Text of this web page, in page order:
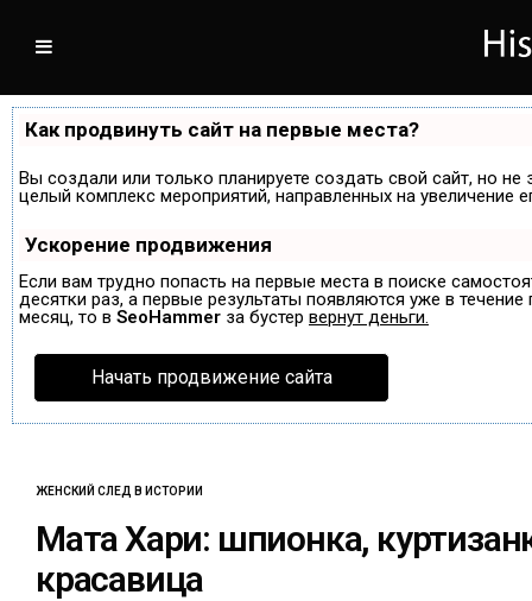
Как продвинуть сайт на первые места?
Вы создали или только планируете создать свой сайт, но
целый комплекс мероприятий, направленных на
Ускорение продвижения
Если вам трудно попасть на первые места в поиске
десятки раз, а первые результаты появляются уже в
месяц, то в SeoHammer за бустер вернут деньги.
Начать продвижение сайта
ЖЕНСКИЙ СЛЕД В ИСТОРИИ
Мата Хари: шпионка,
красавица